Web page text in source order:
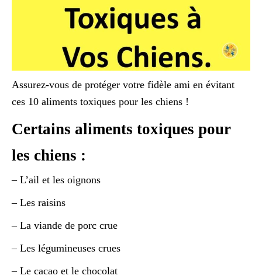
Assurez-vous de protéger votre fidèle ami en évitant
ces 10 aliments toxiques pour les chiens !
Certains aliments toxiques pour
les chiens :
– L’ail et les oignons
– Les raisins
– La viande de porc crue
– Les légumineuses crues
– Le cacao et le chocolat